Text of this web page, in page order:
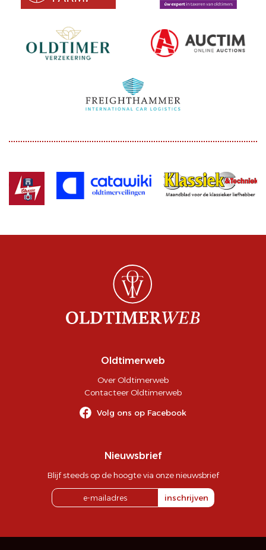
Oldtimerweb
Over Oldtimerweb
Contacteer Oldtimerweb
Volg ons op Facebook
Nieuwsbrief
Blijf steeds op de hoogte via onze nieuwsbrief
inschrijven